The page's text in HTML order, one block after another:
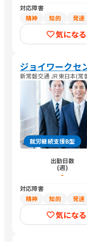
対応障害
精神
知的 発達
気になる
ジョイワークセ
新常磐交通 JR東日本(常
就労継続支援B型
出勤日数
(週)
-
対応障害
精神
知的 発達
気になる